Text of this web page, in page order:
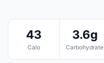
43
Calo
3.6g
Carbohydrate